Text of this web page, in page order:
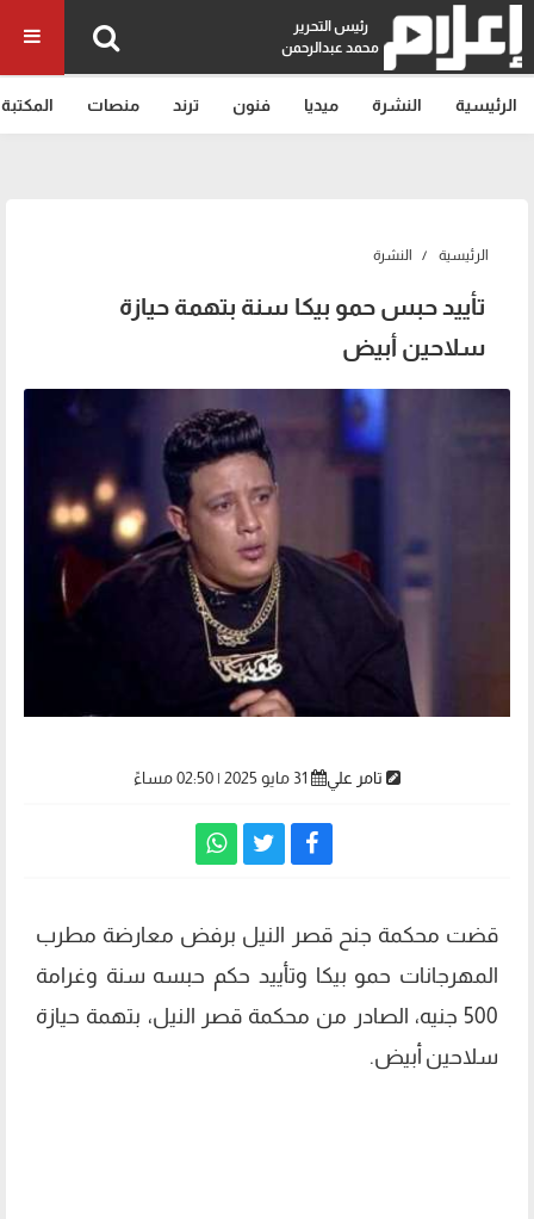
رئيس التحرير
محمد عبدالرحمن
الرئيسية النشرة ميديا فنون ترند منصات المكتبة
الرئيسية النشرة
تأييد حبس حمو بيكا سنة بتهمة حيازة
سلاحين أبيض
تامر علي
قضت محكمة جنح قصر النيل برفض معارضة مطرب
المهرجانات حمو بيكا وتأييد حكم حبسه سنة وغرامة
500 جنيه، الصادر من محكمة قصر النيل، بتهمة حيازة
سلاحين أبيض.